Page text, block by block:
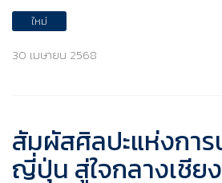
ใหม่
30 เมษายน 2568
สัมผัสศิลปะแห่งการ
ญี่ปุ่น สู่ใจกลางเชีย